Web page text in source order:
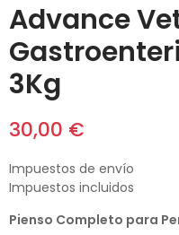
Advance
3Kg
30,00 €
Impuestos de envío
Impuestos incluidos
Pienso Completo para